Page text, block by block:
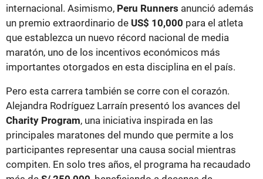
internacional. Asimismo, Peru Runners anunció además
un premio extraordinario de US$ 10,000 para el atleta
que establezca un nuevo récord nacional de media
maratón, uno de los incentivos económicos más
importantes otorgados en esta disciplina en el país.
Pero esta carrera también se corre con el corazón.
Alejandra Rodríguez Larraín presentó los avances del
Charity Program, una iniciativa inspirada en las
principales maratones del mundo que permite a los
participantes representar una causa social mientras
compiten. En solo tres años, el programa ha recaudado